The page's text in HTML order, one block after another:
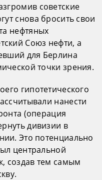
советские
снова бросить свои
нефтяных
Союз нефти, а
для Берлина
точки зрения.
гипотетического
нанести
(операция
дивизии в
Это потенциально
центральной
создав тем самым